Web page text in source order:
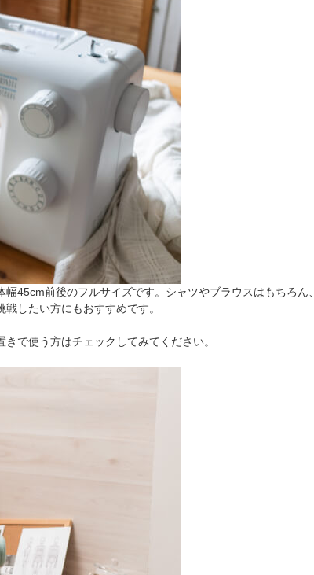
45cm前後のフルサイズです。シャツやブラウスはもちろ
したい方にもおすすめです。
で使う方はチェックしてみてください。